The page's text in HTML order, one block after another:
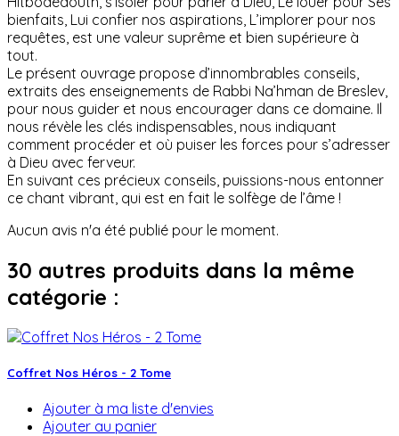
bienfaits, Lui confier nos aspirations, L’implorer pour nos
requêtes, est une valeur suprême et bien supérieure à
tout.
Le présent ouvrage propose d’innombrables conseils,
extraits des enseignements de Rabbi Na’hman de Breslev,
pour nous guider et nous encourager dans ce domaine. Il
nous révèle les clés indispensables, nous indiquant
comment procéder et où puiser les forces pour s’adresser
à Dieu avec ferveur.
En suivant ces précieux conseils, puissions-nous entonner
ce chant vibrant, qui est en fait le solfège de l’âme !
Aucun avis n'a été publié pour le moment.
30 autres produits dans la même
catégorie :
Coffret Nos Héros - 2 Tome
Ajouter à ma liste d'envies
Ajouter au panier